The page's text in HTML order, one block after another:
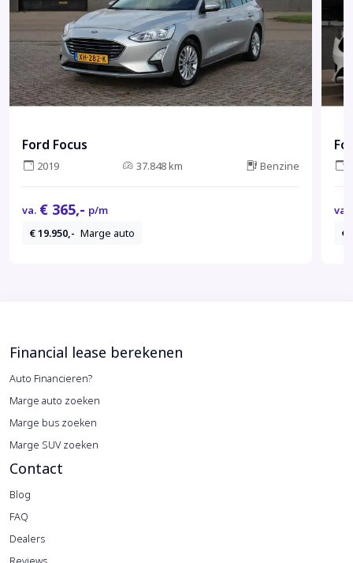
Ford Focus
2019 37.848 km Benzine
va. € 365,- p/m
€ 19.950,- Marge auto
va.
€
Financial lease berekenen
Auto Financieren?
Marge auto zoeken
Marge bus zoeken
Marge SUV zoeken
Contact
Blog
FAQ
Dealers